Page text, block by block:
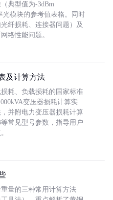
典型值为-3dBm
光模块的参考值表格。同时
纤损耗、连接器问题）及
络性能问题。
及计算方法
耗、负载损耗的国家标准
变压器损耗计算实
并附电力变压器损耗计算
常见型号参数，指导用户
量的三种常用计算方法